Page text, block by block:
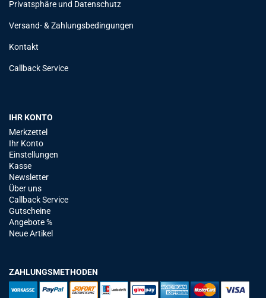
Privatsphäre und Datenschutz
Versand- & Zahlungsbedingungen
Kontakt
Callback Service
IHR KONTO
Merkzettel
Ihr Konto
Einstellungen
Kasse
Newsletter
Über uns
Callback Service
Gutscheine
Angebote %
Neue Artikel
ZAHLUNGSMETHODEN